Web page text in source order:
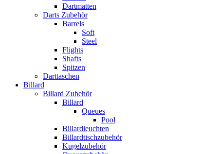
Dartmatten
Darts Zubehör
Barrels
Soft
Steel
Flights
Shafts
Spitzen
Darttaschen
Billard
Billard Zubehör
Billard
Queues
Pool
Billardleuchten
Billardtischzubehör
Kugelzubehör